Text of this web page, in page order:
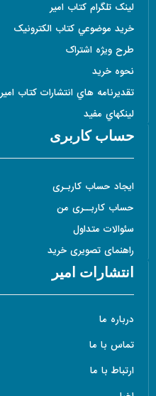
لينک تلگرام کتاب امير
خريد موضوعي کتاب الکترونيک
طرح ويژه اشتراک
نحوه خريد
تقديرنامه هاي انتشارات کتاب امير
لينکهاي مفيد
حساب کاربری
ایجاد حساب کاربـری
حساب کاربــری من
سئوالات متداول
راهنمای تصویری خرید
انتشارات امیر
درباره ما
تماس با ما
ارتباط با ما